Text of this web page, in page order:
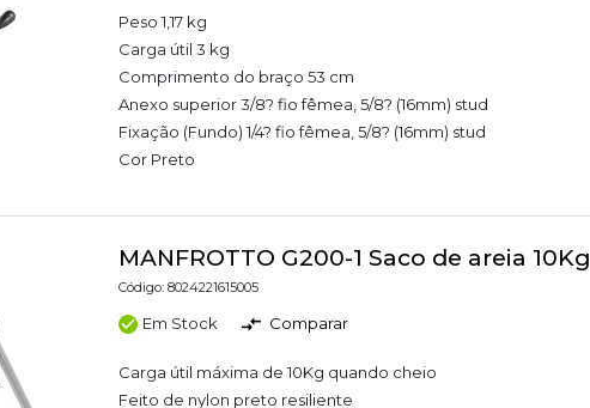
Peso 1,17 kg
Carga útil 3 kg
Comprimento do braço 53 cm
Anexo superior 3/8? fio fêmea, 5/8? (16mm) stud
Fixação (Fundo) 1/4? fio fêmea, 5/8? (16mm) stud
Cor Preto
MANFROTTO G200-1 Saco de areia 10Kg
Código: 8024221615005
Em Stock Comparar
Carga útil máxima de 10Kg quando cheio
Feito de nylon preto resiliente